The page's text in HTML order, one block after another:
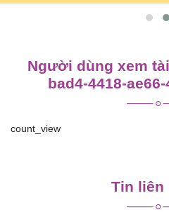
Người dùng xem
bad4-4418-
count_view
Tin liên